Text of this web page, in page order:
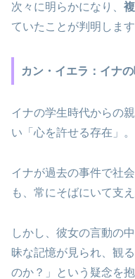
次々に明らかになり、
ていたことが判明します
カン・イエラ：イナ
イナの学生時代からの
い「心を許せる存在」。
イナが過去の事件で社
も、常にそばにいて支
しかし、彼女の言動の
昧な記憶が見られ、観
のか？」という疑念を抱